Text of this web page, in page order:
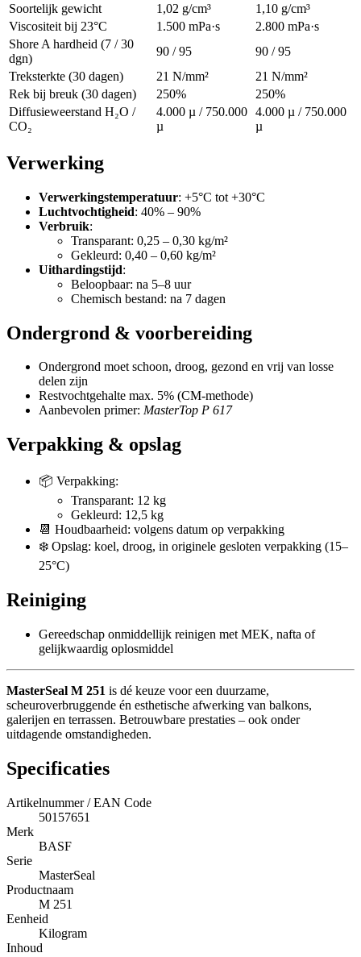
Soortelijk gewicht
1,02 g/cm³
1,10 g/cm³
Viscositeit bij 23°C
1.500 mPa·s
2.800 mPa·s
Shore A hardheid (7 / 30
dgn)
90 / 95
90 / 95
Treksterkte (30 dagen)
21 N/mm²
21 N/mm²
Rek bij breuk (30 dagen)
250%
250%
Diffusieweerstand H₂O /
CO₂
4.000 µ / 750.000
µ
4.000 µ / 750.000
µ
Verwerking
Verwerkingstemperatuur: +5°C tot +30°C
Luchtvochtigheid: 40% – 90%
Verbruik:
Transparant: 0,25 – 0,30 kg/m²
Gekleurd: 0,40 – 0,60 kg/m²
Uithardingstijd:
Beloopbaar: na 5–8 uur
Chemisch bestand: na 7 dagen
Ondergrond & voorbereiding
Ondergrond moet schoon, droog, gezond en vrij van losse
delen zijn
Restvochtgehalte max. 5% (CM-methode)
Aanbevolen primer: MasterTop P 617
Verpakking & opslag
📦 Verpakking:
Transparant: 12 kg
Gekleurd: 12,5 kg
📆 Houdbaarheid: volgens datum op verpakking
❄️ Opslag: koel, droog, in originele gesloten verpakking (15–
25°C)
Reiniging
Gereedschap onmiddellijk reinigen met MEK, nafta of
gelijkwaardig oplosmiddel
MasterSeal M 251 is dé keuze voor een duurzame,
scheuroverbruggende én esthetische afwerking van balkons,
galerijen en terrassen. Betrouwbare prestaties – ook onder
uitdagende omstandigheden.
Specificaties
Artikelnummer / EAN Code
50157651
Merk
BASF
Serie
MasterSeal
Productnaam
M 251
Eenheid
Kilogram
Inhoud